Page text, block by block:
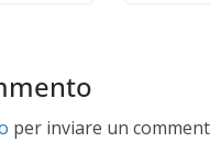
per inviare un